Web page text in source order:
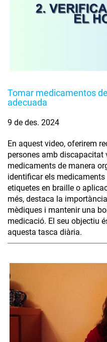
Tomar medicamentos
adecuada
9 de des. 2024
En aquest video, oferirem
persones amb discapacitat
medicaments de manera
identificar els
etiquetes en braille o
més, destaca la
mèdiques i mantenir una
medicació. El seu objectiu
aquesta tasca diària.